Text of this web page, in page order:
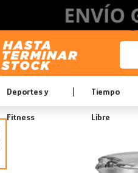
Deportes y
Fitness
Tiempo
Libre